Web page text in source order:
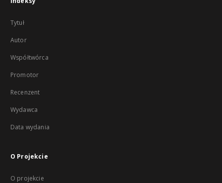
Tytuł
Autor
Współtwórca
Promotor
Recenzent
Wydawca
Data wydania
O Projekcie
O projekcie